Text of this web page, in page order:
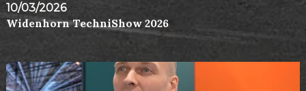
10/03/2026
Widenhorn TechniShow 2026